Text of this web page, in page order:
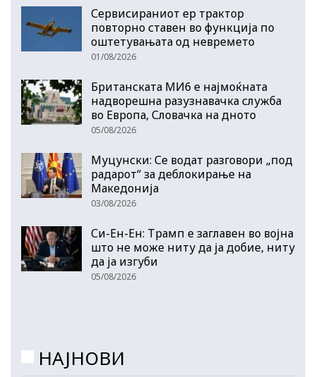
Сервисираниот ер трактор
повторно ставен во функција по
оштетувањата од невремето
01/08/2026
Британската МИ6 е најмоќната
надворешна разузнавачка служба
во Европа, Словачка на дното
05/08/2026
Муцунски: Се водат разговори „под
радарот“ за деблокирање на
Македонија
03/08/2026
Си-Ен-Ен: Трамп е заглавен во војна
што не може ниту да ја добие, ниту
да ја изгуби
05/08/2026
НАЈНОВИ